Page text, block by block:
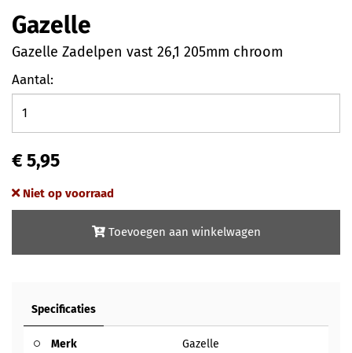
Gazelle
Gazelle Zadelpen vast 26,1 205mm chroom
Aantal:
€ 5,95
Niet op voorraad
Toevoegen aan winkelwagen
Specificaties
Merk Gazelle